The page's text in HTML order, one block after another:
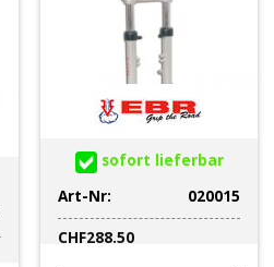
sofort lieferbar
Art-Nr:
020015
CHF288.50